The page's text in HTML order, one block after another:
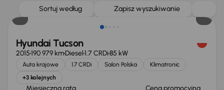
Sortuj według Zapisz wyszukiwanie
Taniej o 1 000 zł
Hyundai Tucson
2015190 979 kmDiesel1.7 CRDi85 kW
Auta krajowe 1.7 CRDi Salon Polska
Klimatronic
+3 kolejnych
Miesięczna rata Cena promocyjna